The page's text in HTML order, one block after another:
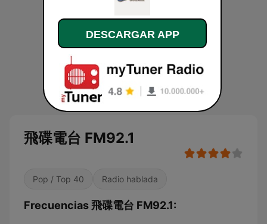
飛碟電台 FM92.1
Pop / Top 40 Radio hablada
Frecuencias 飛碟電台 FM92.1:
DESCARGAR APP